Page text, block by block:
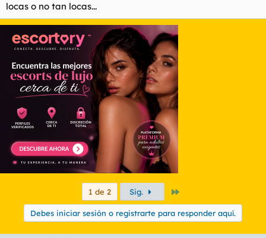
locas o no tan locas...
1 de 2 Sig.
Debes iniciar sesión o registrarte para responder aquí.